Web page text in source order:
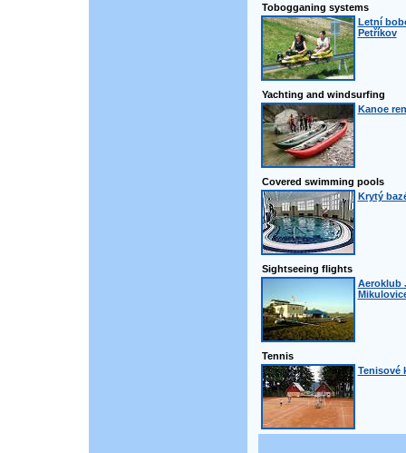
Tobogganing systems
Letní
Petříkov
Yachting and windsurfing
Kanoe
Covered swimming pools
Krytý
Sightseeing flights
Aeroklub
Tennis
Tenisové